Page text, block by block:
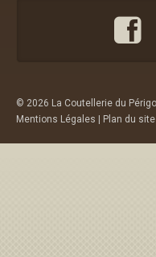
© 2026 La Coutellerie du
Mentions Légales
Plan du site